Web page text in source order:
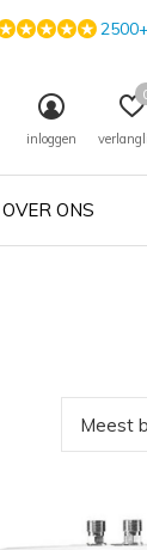
OVER ONS
inloggen